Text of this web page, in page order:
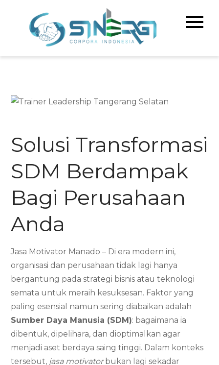
content
Solusi Transformasi
SDM Berdampak
Bagi Perusahaan
Anda
Jasa Motivator Manado – Di era modern ini,
organisasi dan perusahaan tidak lagi hanya
bergantung pada strategi bisnis atau teknologi
semata untuk meraih kesuksesan. Faktor yang
paling esensial namun sering diabaikan adalah
Sumber Daya Manusia (SDM): bagaimana ia
dibentuk, dipelihara, dan dioptimalkan agar
menjadi aset berdaya saing tinggi. Dalam konteks
tersebut, jasa motivatorbukan lagi sekadar